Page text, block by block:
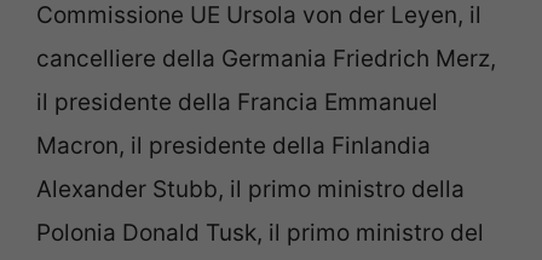
Commissione UE Ursola von der Leyen, il
cancelliere della Germania Friedrich Merz,
il presidente della Francia Emmanuel
Macron, il presidente della Finlandia
Alexander Stubb, il primo ministro della
Polonia Donald Tusk, il primo ministro del